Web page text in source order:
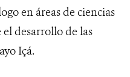
en áreas de ciencias
desarrollo de las
Içá.